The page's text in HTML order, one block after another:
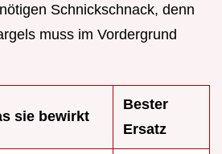
Schnickschnack, denn
muss im Vordergrund
sie bewirkt
Bester
Ersatz